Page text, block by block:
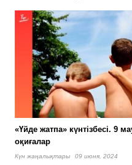
«Үйде жатпа» күнтізбесі. 9
оқиғалар
Күн жаңалықтары
09 июня, 2024